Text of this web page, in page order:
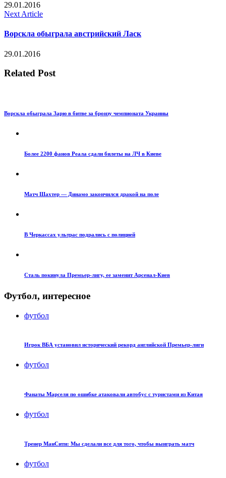
29.01.2016
Next Article
Ворскла обыграла австрийский Ласк
29.01.2016
Related Post
Ворскла обыграла Зарю в битве за бронзу чемпионата Украины
Более 2200 фанов Реала сдали билеты на ЛЧ в Киеве
Матч Шахтер — Динамо закончился дракой на поле
В Черкассах ультрас подрались с полицией
Сталь покинула Премьер-лигу, ее заменит Арсенал-Киев
Футбол, интересное
футбол
Игрок ВБА установил исторический рекорд английской Премьер-лиги
футбол
Фанаты Марселя по ошибке атаковали автобус с туристами из Китая
футбол
Тренер МанСити: Мы сделали все для того, чтобы выиграть матч
футбол